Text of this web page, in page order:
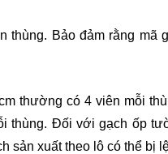
thùng. Bảo đảm rằng mã
thường có 4 viên mỗi
thùng. Đối với gạch ốp
sản xuất theo lô có thể bị